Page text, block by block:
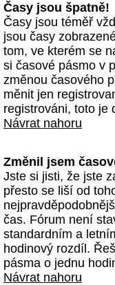
Časy jsou špatně!
Časy jsou téměř
jsou časy
tom, ve kterém se
si časové pásmo v
změnou časového
měnit jen
registrováni, toto je
Návrat nahoru
Změnil jsem
Jste si jisti, že jste
přesto se liší od
čas. Fórum není
standardním a
hodinový rozdíl.
pásma o jednu
Návrat nahoru